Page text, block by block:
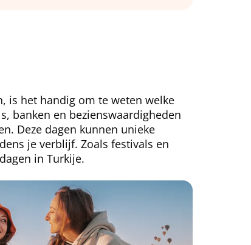
is het handig om te weten welke
banken en bezienswaardigheden
Deze dagen kunnen unieke
je verblijf. Zoals festivals en
in Turkije.